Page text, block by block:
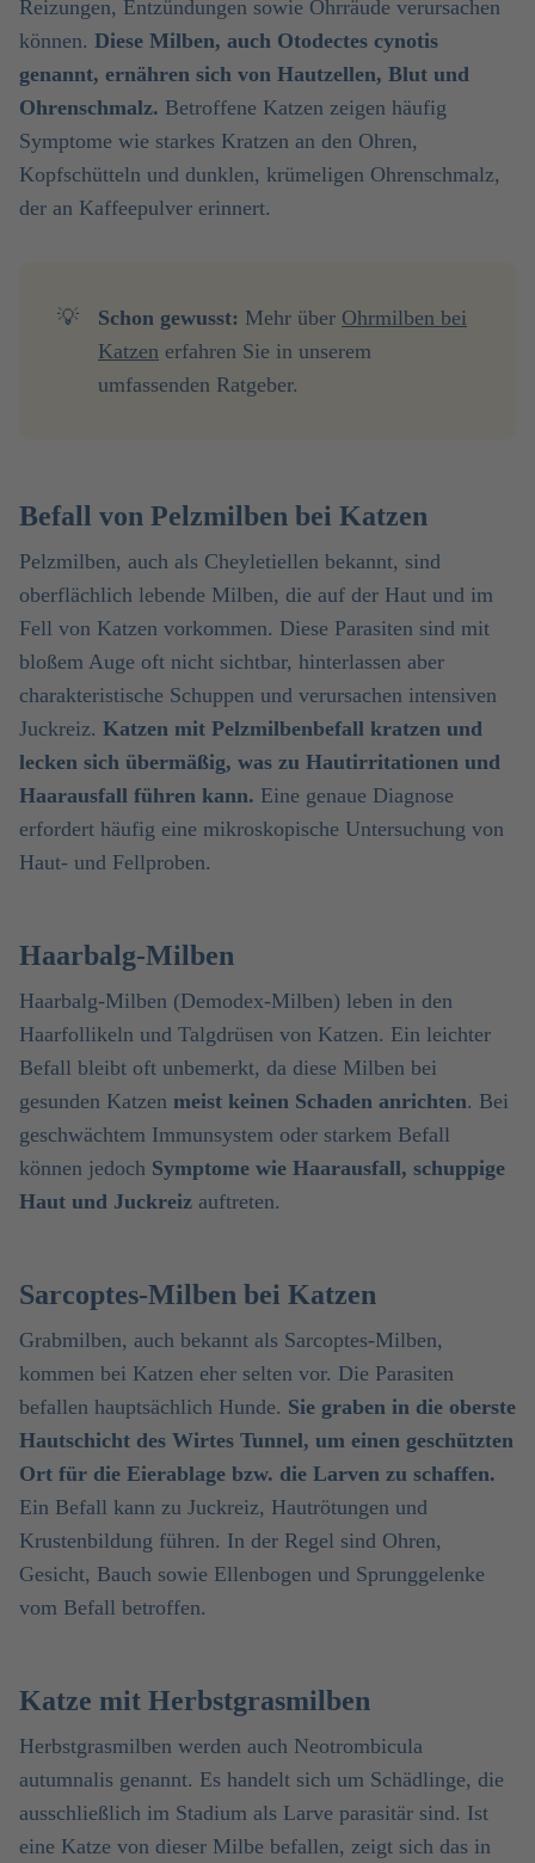
Reizungen, Entzündungen sowie Ohrräude verursachen
können. Diese Milben, auch Otodectes cynotis
genannt, ernähren sich von Hautzellen, Blut und
Ohrenschmalz. Betroffene Katzen zeigen häufig
Symptome wie starkes Kratzen an den Ohren,
Kopfschütteln und dunklen, krümeligen Ohrenschmalz,
der an Kaffeepulver erinnert.
💡 Schon gewusst: Mehr über Ohrmilben bei
Katzen erfahren Sie in unserem
umfassenden Ratgeber.
Befall von Pelzmilben bei Katzen
Pelzmilben, auch als Cheyletiellen bekannt, sind
oberflächlich lebende Milben, die auf der Haut und im
Fell von Katzen vorkommen. Diese Parasiten sind mit
bloßem Auge oft nicht sichtbar, hinterlassen aber
charakteristische Schuppen und verursachen intensiven
Juckreiz. Katzen mit Pelzmilbenbefall kratzen und
lecken sich übermäßig, was zu Hautirritationen und
Haarausfall führen kann. Eine genaue Diagnose
erfordert häufig eine mikroskopische Untersuchung von
Haut- und Fellproben.
Haarbalg-Milben
Haarbalg-Milben (Demodex-Milben) leben in den
Haarfollikeln und Talgdrüsen von Katzen. Ein leichter
Befall bleibt oft unbemerkt, da diese Milben bei
gesunden Katzen meist keinen Schaden anrichten. Bei
geschwächtem Immunsystem oder starkem Befall
können jedoch Symptome wie Haarausfall, schuppige
Haut und Juckreiz auftreten.
Sarcoptes-Milben bei Katzen
Grabmilben, auch bekannt als Sarcoptes-Milben,
kommen bei Katzen eher selten vor. Die Parasiten
befallen hauptsächlich Hunde. Sie graben in die oberste
Hautschicht des Wirtes Tunnel, um einen geschützten
Ort für die Eierablage bzw. die Larven zu schaffen.
Ein Befall kann zu Juckreiz, Hautrötungen und
Krustenbildung führen. In der Regel sind Ohren,
Gesicht, Bauch sowie Ellenbogen und Sprunggelenke
vom Befall betroffen.
Katze mit Herbstgrasmilben
Herbstgrasmilben werden auch Neotrombicula
autumnalis genannt. Es handelt sich um Schädlinge, die
ausschließlich im Stadium als Larve parasitär sind. Ist
eine Katze von dieser Milbe befallen, zeigt sich das in